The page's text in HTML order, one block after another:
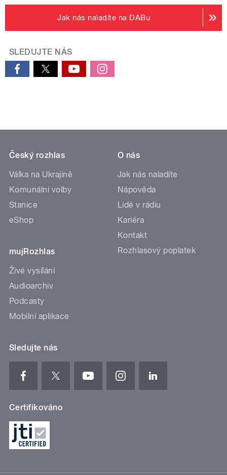
Jak nás naladíte na DABu
SLEDUJTE NÁS
Český rozhlas
Válka na Ukrajině
Komunální volby
Stanice
eShop
mujRozhlas
Živé vysílání
Audioarchiv
Podcasty
Mobilní aplikace
O nás
Jak nás naladíte
Nápověda
Lidé v rádiu
Kariéra
Kontakt
Rozhlasový poplatek
Sledujte nás
Certifikováno